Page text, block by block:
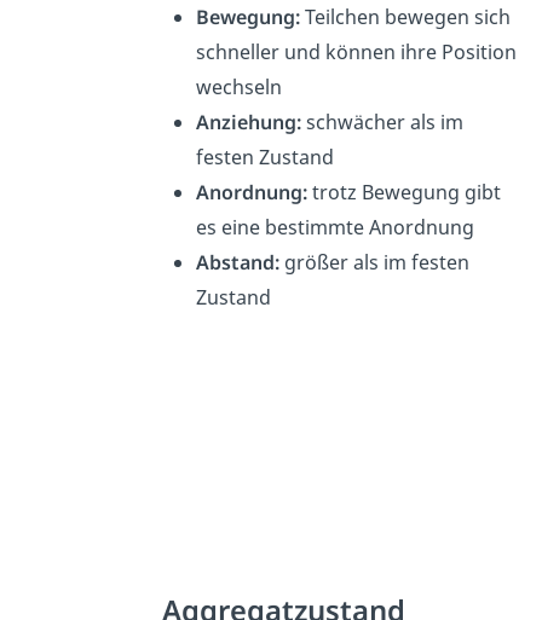
Bewegung:Teilchen bewegen sich
schneller und können ihre Position
wechseln
Anziehung:schwächer als im
festen Zustand
Anordnung:trotz Bewegung gibt
es eine bestimmte Anordnung
Abstand: größer als im festen
Zustand
Aggregatzustand